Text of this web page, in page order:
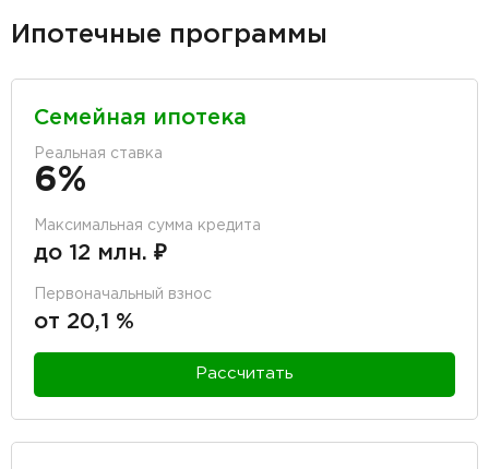
Ипотечные программы
Семейная ипотека
Реальная ставка
6%
Максимальная сумма кредита
до 12 млн. ₽
Первоначальный взнос
от 20,1 %
Рассчитать